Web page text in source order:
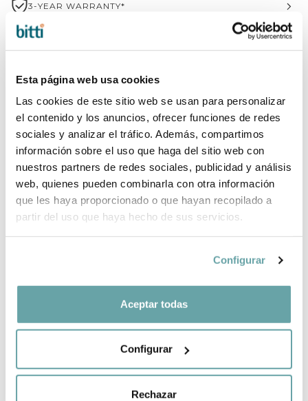
Esta página web usa cookies
Las cookies de este sitio web se usan para personalizar
el contenido y los anuncios, ofrecer funciones de redes
sociales y analizar el tráfico. Además, compartimos
información sobre el uso que haga del sitio web con
nuestros partners de redes sociales, publicidad y análisis
web, quienes pueden combinarla con otra información
que les haya proporcionado o que hayan recopilado a
partir del uso que haya hecho de sus servicios.
Configurar
Aceptar todas
Configurar
Rechazar
3-YEAR WARRANTY*
SHIPPING AND RETURNS
BRAND INFORMATION